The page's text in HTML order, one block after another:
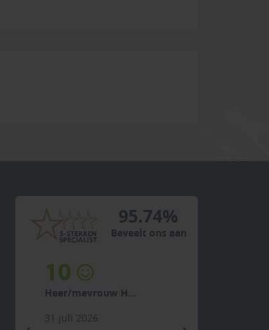
95.74%
Beveelt ons aan
10
Heer/mevrouw H...
31 juli 2026